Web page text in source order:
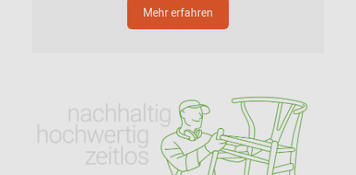
Mehr erfahren